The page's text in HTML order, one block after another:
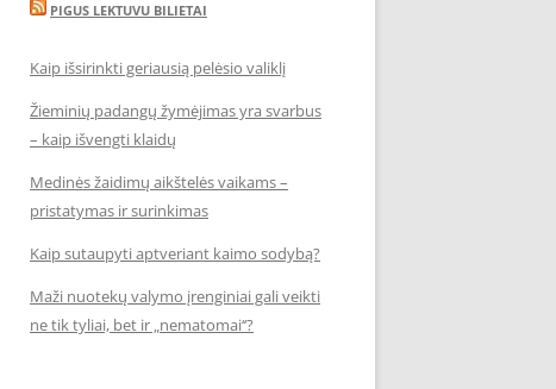
PIGUS LEKTUVU BILIETAI
Kaip išsirinkti geriausią pelėsio valiklį
Žieminių padangų žymėjimas yra svarbus
– kaip išvengti klaidų
Medinės žaidimų aikštelės vaikams –
pristatymas ir surinkimas
Kaip sutaupyti aptveriant kaimo sodybą?
Maži nuotekų valymo įrenginiai gali veikti
ne tik tyliai, bet ir „nematomai‘‘?